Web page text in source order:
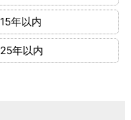
15年以内
25年以内